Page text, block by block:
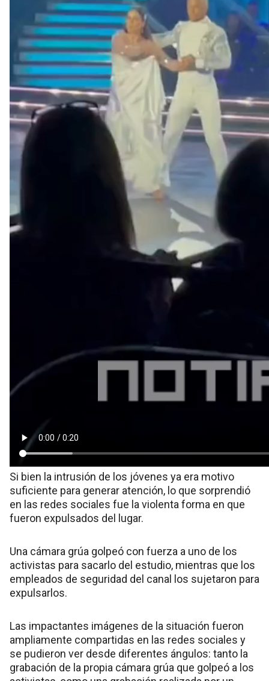
Si bien la intrusión de los jóvenes ya era motivo
suficiente para generar atención, lo que sorprendió
en las redes sociales fue la violenta forma en que
fueron expulsados del lugar.
Una cámara grúa golpeó con fuerza a uno de los
activistas para sacarlo del estudio, mientras que los
empleados de seguridad del canal los sujetaron para
expulsarlos.
Las impactantes imágenes de la situación fueron
ampliamente compartidas en las redes sociales y
se pudieron ver desde diferentes ángulos: tanto la
grabación de la propia cámara grúa que golpeó a los